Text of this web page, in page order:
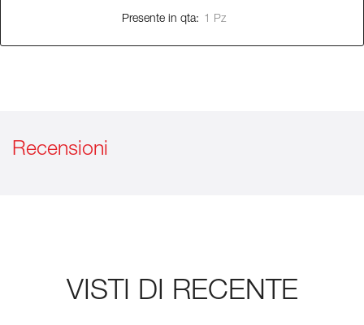
Presente in qta: 1 Pz
Recensioni
VISTI DI RECENTE